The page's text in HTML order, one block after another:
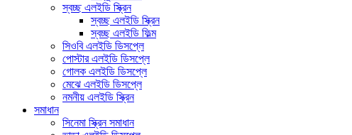
স্বচ্ছ এলইডি স্ক্রিন
স্বচ্ছ এলইডি স্ক্রিন
স্বচ্ছ এলইডি ফিল্ম
সিওবি এলইডি ডিসপ্লে
পোস্টার এলইডি ডিসপ্লে
গোলক এলইডি ডিসপ্লে
মেঝে এলইডি ডিসপ্লে
নমনীয় এলইডি স্ক্রিন
সমাধান
সিনেমা স্ক্রিন সমাধান